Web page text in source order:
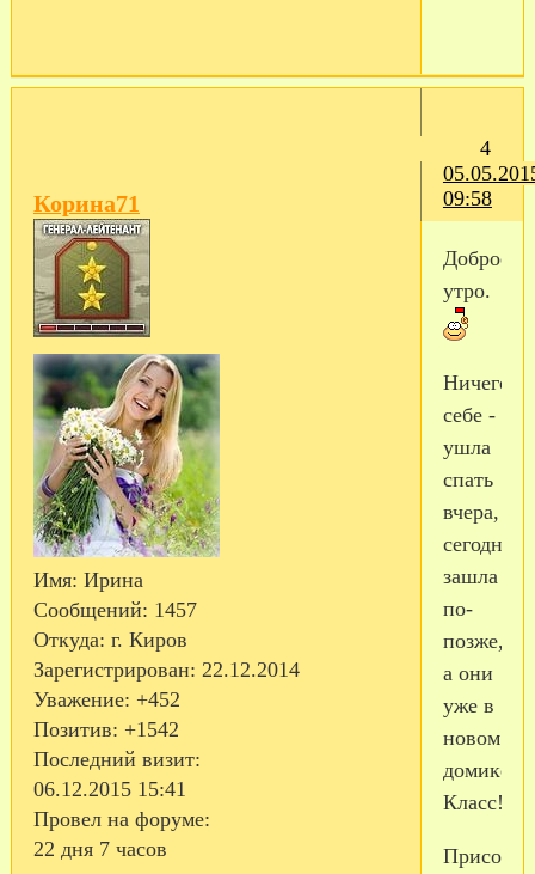
4
09:58
Корина71
Имя: Ирина
Сообщений: 1457
Откуда: г. Киров
Зарегистрирован: 22.12.2014
Уважение: +452
Позитив: +1542
Последний визит:
06.12.2015 15:41
Провел на форуме:
22 дня 7 часов
Доброе
утро.
Ничего
себе -
ушла
спать
вчера,
сегодня
зашла
по-
позже,
а они
уже в
новом
домике.
Класс!!!